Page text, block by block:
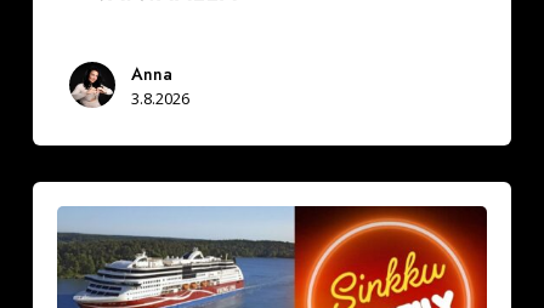
Anna
3.8.2026
29.8.2026
Varaa
paikkasi